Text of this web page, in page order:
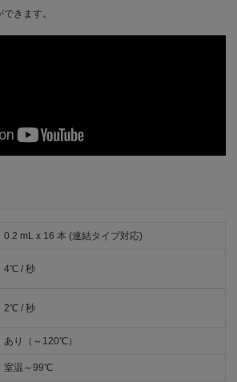
きます。
0.2 mL x 16 本 (連結タイプ対応)
4℃ / 秒
2℃ / 秒
あり（～120℃）
室温～99℃